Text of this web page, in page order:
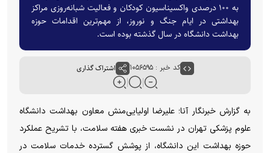
به ۱۰۰ درصدی واکسیناسیون کودکان و فعالیت شبانه‌روزی مراکز
بهداشتی در ایام جنگ و نوروز، از مهم‌ترین اقدامات حوزه
بهداشت دانشگاه در سال گذشته بوده است.
کد خبر : ۱۰۵۶۵۹۵ اشتراک گذاری
به گزارش خبرنگار آنا؛ علیرضا اولیایی‌منش معاون بهداشت دانشگاه
علوم پزشکی تهران در نشست خبری هفته سلامت، با تشریح عملکرد
حوزه بهداشت این دانشگاه، از پوشش گسترده خدمات سلامت در